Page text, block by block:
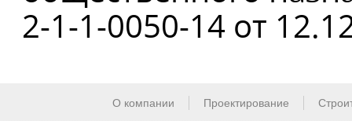
2-1-1-0050-14 от
О компании Проектирование